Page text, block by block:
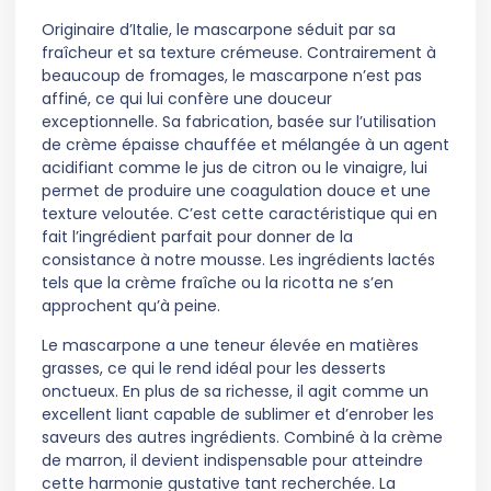
Originaire d’Italie, le mascarpone séduit par sa
fraîcheur et sa texture crémeuse. Contrairement à
beaucoup de fromages, le mascarpone n’est pas
affiné, ce qui lui confère une douceur
exceptionnelle. Sa fabrication, basée sur l’utilisation
de crème épaisse chauffée et mélangée à un agent
acidifiant comme le jus de citron ou le vinaigre, lui
permet de produire une coagulation douce et une
texture veloutée. C’est cette caractéristique qui en
fait l’ingrédient parfait pour donner de la
consistance à notre mousse. Les ingrédients lactés
tels que la crème fraîche ou la ricotta ne s’en
approchent qu’à peine.
Le mascarpone a une teneur élevée en matières
grasses, ce qui le rend idéal pour les desserts
onctueux. En plus de sa richesse, il agit comme un
excellent liant capable de sublimer et d’enrober les
saveurs des autres ingrédients. Combiné à la crème
de marron, il devient indispensable pour atteindre
cette harmonie gustative tant recherchée. La